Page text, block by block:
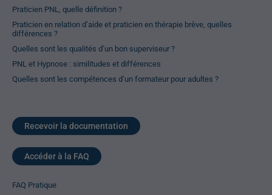
Praticien PNL, quelle définition ?
Praticien en relation d’aide et praticien en thérapie brève, quelles
différences ?
Quelles sont les qualités d’un bon superviseur ?
PNL et Hypnose : similitudes et différences
Quelles sont les compétences d’un formateur pour adultes ?
Recevoir la documentation
Accéder à la FAQ
FAQ Pratique